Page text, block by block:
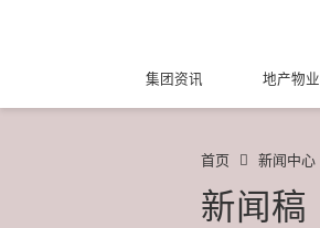
集团资讯 地产物业
首页 新闻中心
新闻稿